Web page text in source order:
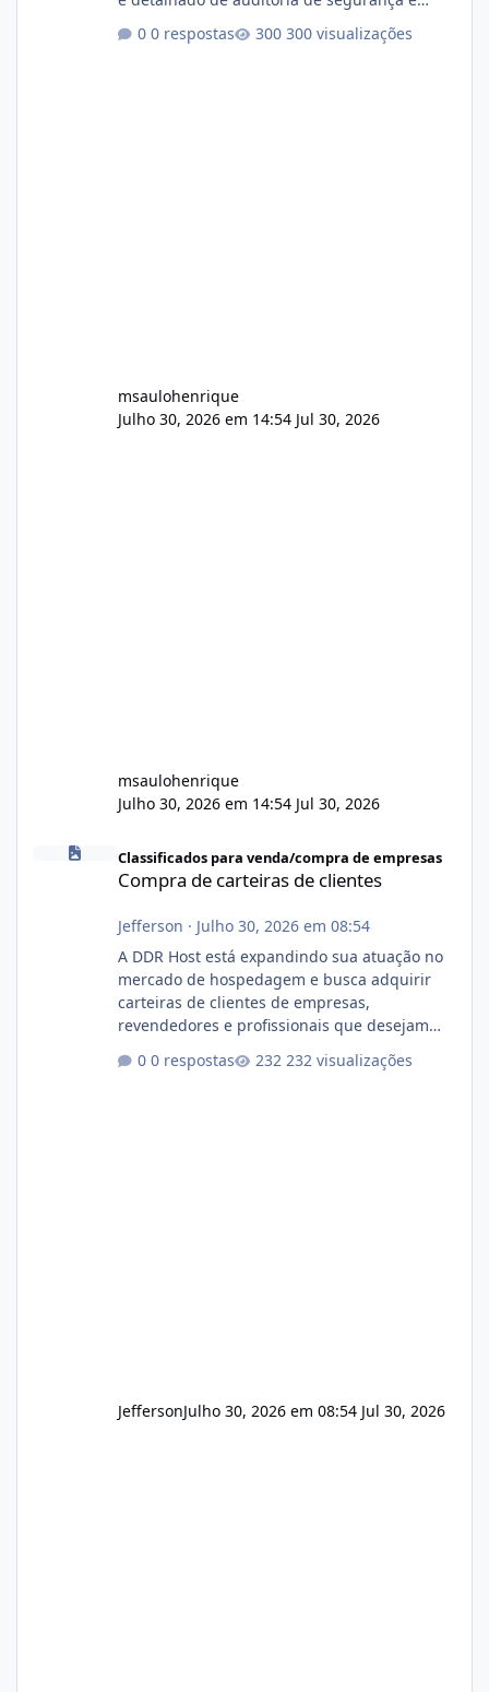
atualmente em circulação e comercialização
0 respostas 300 visualizações
msaulohenrique
Julho 30, 2026 em 14:54 Jul 30, 2026
msaulohenrique
Julho 30, 2026 em 14:54 Jul 30, 2026
Compra de carteiras de clientes
Classificados para venda/compra de empresas
Compra de carteiras de clientes
Jefferson · Julho 30, 2026 em 08:54
A DDR Host está expandindo sua atuação no
mercado de hospedagem e busca adquirir
carteiras de clientes de empresas,
revendedores e profissionais que desejam
operação. Se você possui clientes ativos de
0 respostas 232 visualizações
JeffersonJulho 30, 2026 em 08:54 Jul 30, 2026